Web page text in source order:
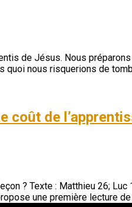
de Jésus. Nous
quoi nous risquerions de
coût de
? Texte : Matthieu 26;
une première lecture